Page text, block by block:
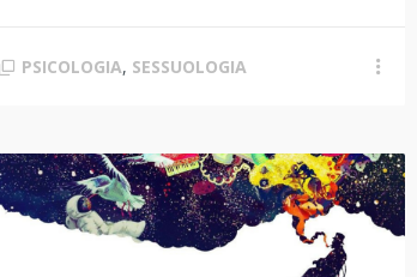
PSICOLOGIA, SESSUOLOGIA